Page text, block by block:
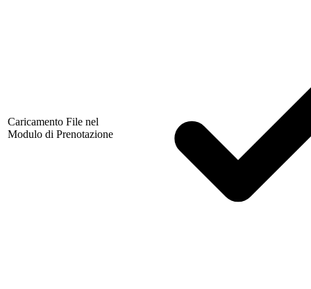
Caricamento File nel
Modulo di Prenotazione